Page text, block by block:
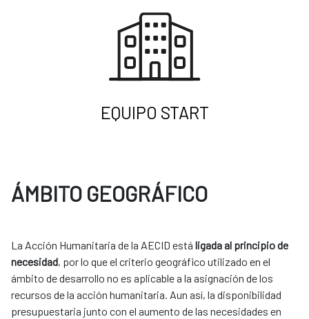
EQUIPO START
ÁMBITO GEOGRÁFICO
La Acción Humanitaria de la AECID está ligada al principio de
necesidad, por lo que el criterio geográfico utilizado en el
ámbito de desarrollo no es aplicable a la asignación de los
recursos de la acción humanitaria. Aun así, la disponibilidad
presupuestaria junto con el aumento de las necesidades en